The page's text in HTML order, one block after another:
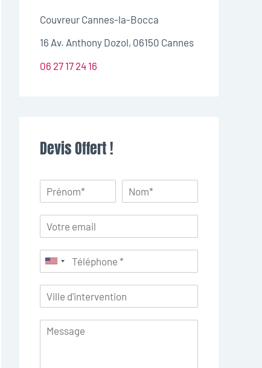
Couvreur Cannes-la-Bocca
16 Av. Anthony Dozol, 06150 Cannes
06 27 17 24 16
Devis Offert !